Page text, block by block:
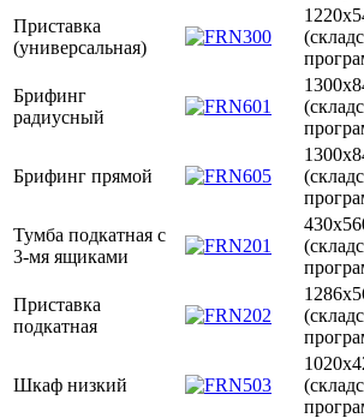
Приставка
(универсальная)
Брифинг
радиусный
Брифинг прямой
Тумба подкатная с
3-мя ящиками
Приставка
подкатная
Шкаф низкий